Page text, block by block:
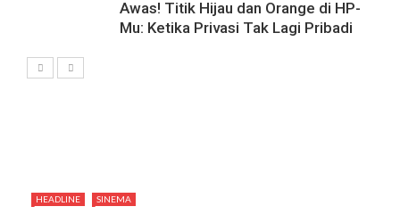
Awas! Titik Hijau dan Orange di HP-
Mu: Ketika Privasi Tak Lagi Pribadi
HEADLINE SINEMA